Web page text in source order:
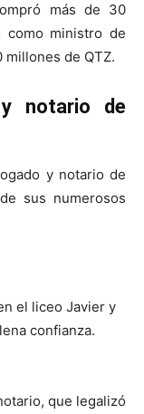
más de 30
ministro de
millones de QTZ.
notario de
y notario de
sus numerosos
el liceo Javier y
confianza.
que legalizó